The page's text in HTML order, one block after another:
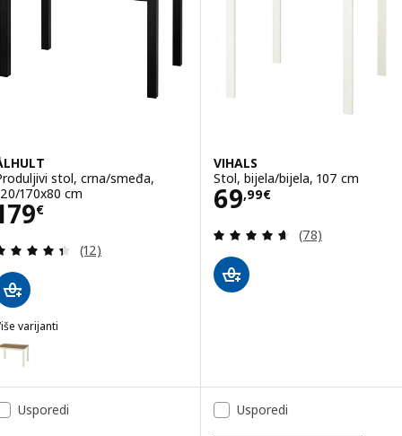
stol, crna/smeđa,
170x80 cm
€ 179€
Revizija: 4.4 od 5 zvjezdica. Ukupno recenzija:
(12)
varijanti
ÅLHULT, Produljivi stol, bež/smeđa, 120/170x80 cm
VIHALS
Stol, bijela/bijela, 107 cm
69,99€
Cijena 69,99€
Revizija: 4.6
(78)
Usporedi Usporedi